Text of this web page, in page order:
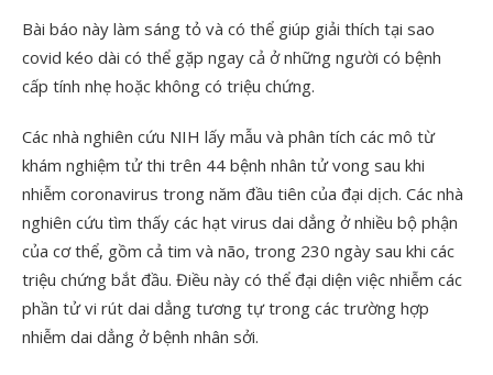
Bài báo này làm sáng tỏ và có thể giúp giải thích tại sao
covid kéo dài có thể gặp ngay cả ở những người có bệnh
cấp tính nhẹ hoặc không có triệu chứng.
Các nhà nghiên cứu NIH lấy mẫu và phân tích các mô từ
khám nghiệm tử thi trên 44 bệnh nhân tử vong sau khi
nhiễm coronavirus trong năm đầu tiên của đại dịch. Các nhà
nghiên cứu tìm thấy các hạt virus dai dẳng ở nhiều bộ phận
của cơ thể, gồm cả tim và não, trong 230 ngày sau khi các
triệu chứng bắt đầu. Điều này có thể đại diện việc nhiễm các
phần tử vi rút dai dẳng tương tự trong các trường hợp
nhiễm dai dẳng ở bệnh nhân sởi.